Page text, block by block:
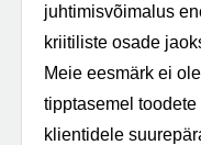
juhtimisvõimalus
kriitiliste osade
Meie eesmärk ei
tipptasemel
klientidele